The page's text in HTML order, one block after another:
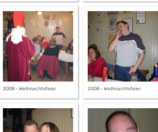
2008 - Weihnachtsfeier 2008 - Weihnachtsfeier